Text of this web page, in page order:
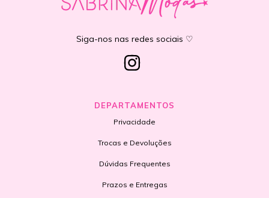
Siga-nos nas redes sociais ♡
DEPARTAMENTOS
Privacidade
Trocas e Devoluções
Dúvidas Frequentes
Prazos e Entregas